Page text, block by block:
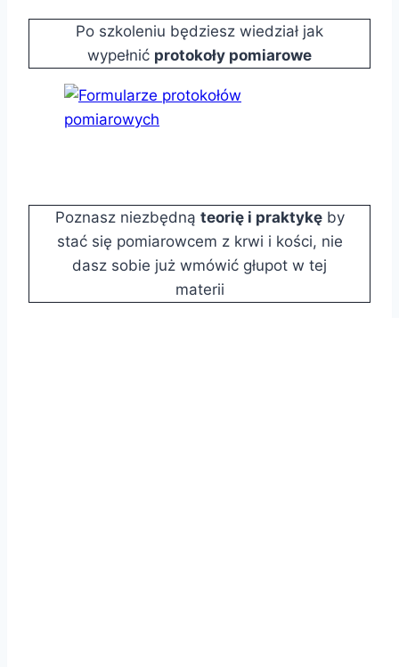
Po szkoleniu będziesz wiedział jak
wypełnić protokoły pomiarowe
Poznasz niezbędną teorię i praktykęby
stać się pomiarowcem z krwi i kości, nie
dasz sobie już wmówić głupot w tej
materii